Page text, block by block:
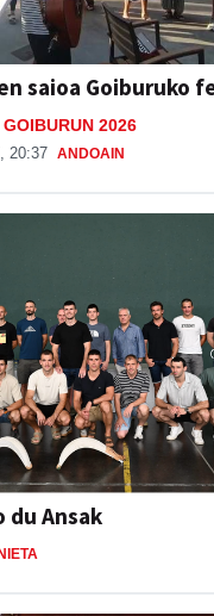
saioa Goiburuko
2026
20:37 ANDOAIN
du Ansak